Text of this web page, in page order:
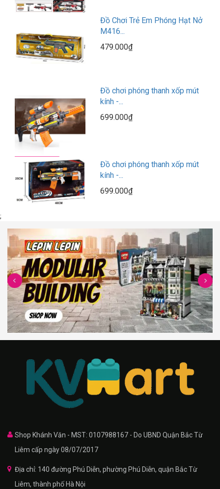
Đồ Chơi Trẻ Em Phóng Hạt Nở
M416...
479.000₫
Đồ chơi phóng thanh xốp mút
kính -...
699.000₫
Đồ chơi phóng thanh xốp mút
kính -...
699.000₫
;
Shop Khánh Văn - MST: 0107988167 - Do UBND Quận Bắc Từ
Liêm cấp ngày 08/07/2017
Địa chỉ: 140 đường Phú Diễn, phường Phú Diễn, quận Bắc Từ
Liêm, thành phố Hà Nội